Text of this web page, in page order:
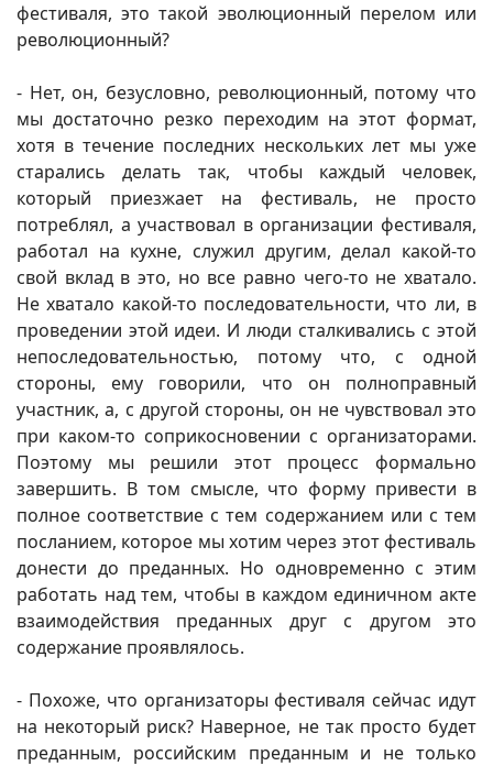
фестиваля, это такой эволюционный перелом или
революционный?
- Нет, он, безусловно, революционный, потому что
мы достаточно резко переходим на этот формат,
хотя в течение последних нескольких лет мы уже
старались делать так, чтобы каждый человек,
который приезжает на фестиваль, не просто
потреблял, а участвовал в организации фестиваля,
работал на кухне, служил другим, делал какой-то
свой вклад в это, но все равно чего-то не хватало.
Не хватало какой-то последовательности, что ли, в
проведении этой идеи. И люди сталкивались с этой
непоследовательностью, потому что, с одной
стороны, ему говорили, что он полноправный
участник, а, с другой стороны, он не чувствовал это
при каком-то соприкосновении с организаторами.
Поэтому мы решили этот процесс формально
завершить. В том смысле, что форму привести в
полное соответствие с тем содержанием или с тем
посланием, которое мы хотим через этот фестиваль
донести до преданных. Но одновременно с этим
работать над тем, чтобы в каждом единичном акте
взаимодействия преданных друг с другом это
содержание проявлялось.
- Похоже, что организаторы фестиваля сейчас идут
на некоторый риск? Наверное, не так просто будет
преданным, российским преданным и не только